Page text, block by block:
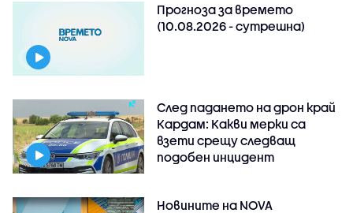
Прогноза за времето
(10.08.2026 - сутрешна)
След падането на дрон край
Кардам: Какви мерки са
взети срещу следващ
подобен инцидент
Новините на NOVA